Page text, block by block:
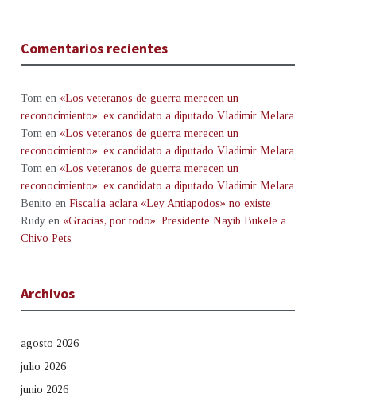
Comentarios recientes
Tom en «Los veteranos de guerra merecen un
reconocimiento»: ex candidato a diputado Vladimir Melara
Tom en «Los veteranos de guerra merecen un
reconocimiento»: ex candidato a diputado Vladimir Melara
Tom en «Los veteranos de guerra merecen un
reconocimiento»: ex candidato a diputado Vladimir Melara
Benito en Fiscalía aclara «Ley Antiapodos» no existe
Rudy en «Gracias, por todo»: Presidente Nayib Bukele a
Chivo Pets
Archivos
agosto 2026
julio 2026
junio 2026